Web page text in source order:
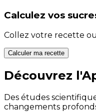
Calculez vos
Collez votre recette
Calculer ma recette
Découvrez
Des études
changements